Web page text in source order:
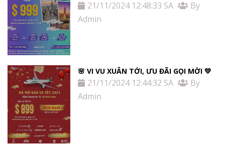
21/11/2024 12:48:33 SA
By
Admin
🌸 VI VU XUÂN TỚI, ƯU ĐÃI GỌI MỜI 💛
21/11/2024 12:44:32 SA
By
Admin